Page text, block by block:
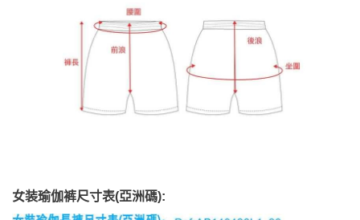
女装瑜伽裤尺寸表(亞洲碼):